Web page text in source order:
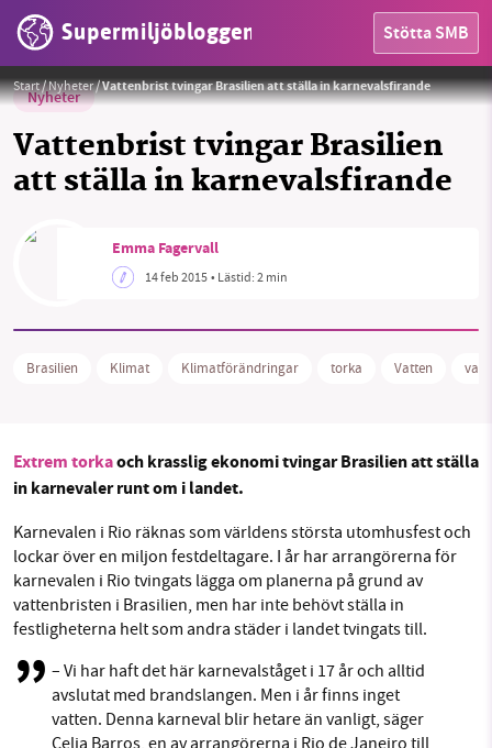
Supermiljöbloggen Stötta SMB
OMRÅDEN
OM OSS
Threads LinkedIn
Start/Nyheter/Vattenbrist tvingar Brasilien att ställa in karnevalsfirande
Nyheter
Vattenbrist tvingar Brasilien
att ställa in karnevalsfirande
Foto:Nicolas de Camaret
Emma Fagervall
14 feb 2015• Lästid:2 min
Brasilien Klimat Klimatförändringar torka Vatten
Extrem torkaoch krasslig ekonomi tvingar Brasilien att ställa
in karnevaler runt om i landet.
Karnevalen i Rio räknas som världens största utomhusfest och
lockar över en miljon festdeltagare. I år har arrangörerna för
karnevalen i Rio tvingats lägga om planerna på grund av
vattenbristen i Brasilien, men har inte behövt ställa in
festligheterna helt som andra städer i landet tvingats till.
– Vi har haft det här karnevalståget i 17 år och alltid
avslutat med brandslangen. Men i år finns inget
vatten. Denna karneval blir hetare än vanligt, säger
SMB kämpar för en hållbar framtid. Sedan
starten 2010 har vår ideella redaktion drivit
miljödebatten framåt genom
nyhetsbevakning och granskningar. Nu vill vi
utveckla vårt arbete – och vi hoppas att du
vill hjälpa oss.